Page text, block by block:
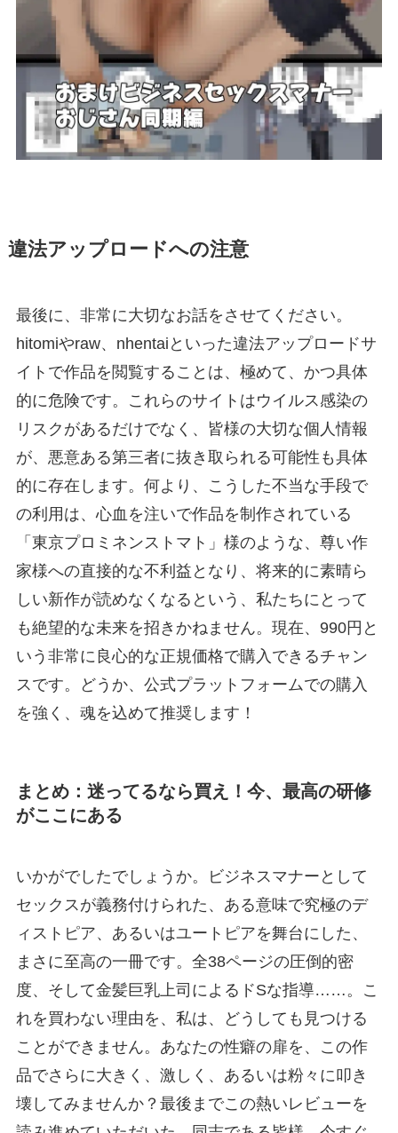
違法アップロードへの注意
最後に、非常に大切なお話をさせてください。
hitomiやraw、nhentaiといった違法アップロードサ
イトで作品を閲覧することは、極めて、かつ具体
的に危険です。これらのサイトはウイルス感染の
リスクがあるだけでなく、皆様の大切な個人情報
が、悪意ある第三者に抜き取られる可能性も具体
的に存在します。何より、こうした不当な手段で
の利用は、心血を注いで作品を制作されている
「東京プロミネンストマト」様のような、尊い作
家様への直接的な不利益となり、将来的に素晴ら
しい新作が読めなくなるという、私たちにとって
も絶望的な未来を招きかねません。現在、990円と
いう非常に良心的な正規価格で購入できるチャン
スです。どうか、公式プラットフォームでの購入
を強く、魂を込めて推奨します！
まとめ：迷ってるなら買え！今、最高の研修
がここにある
いかがでしたでしょうか。ビジネスマナーとして
セックスが義務付けられた、ある意味で究極のデ
ィストピア、あるいはユートピアを舞台にした、
まさに至高の一冊です。全38ページの圧倒的密
度、そして金髪巨乳上司によるドSな指導……。こ
れを買わない理由を、私は、どうしても見つける
ことができません。あなたの性癖の扉を、この作
品でさらに大きく、激しく、あるいは粉々に叩き
壊してみませんか？最後までこの熱いレビューを